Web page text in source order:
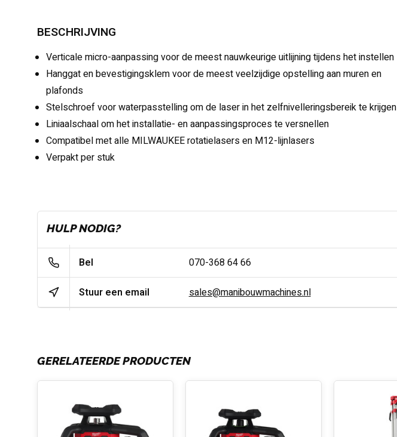
BESCHRIJVING
Verticale micro-aanpassing voor de meest nauwkeurige uitlijning tijdens het instellen
Hanggat en bevestigingsklem voor de meest veelzijdige opstelling aan muren en
plafonds
Stelschroef voor waterpasstelling om de laser in het zelfnivelleringsbereik te krijgen
Liniaalschaal om het installatie- en aanpassingsproces te versnellen
Compatibel met alle MILWAUKEE rotatielasers en M12-lijnlasers
Verpakt per stuk
HULP NODIG?
Bel 070-368 64 66
Stuur een email sales@manibouwmachines.nl
GERELATEERDE PRODUCTEN